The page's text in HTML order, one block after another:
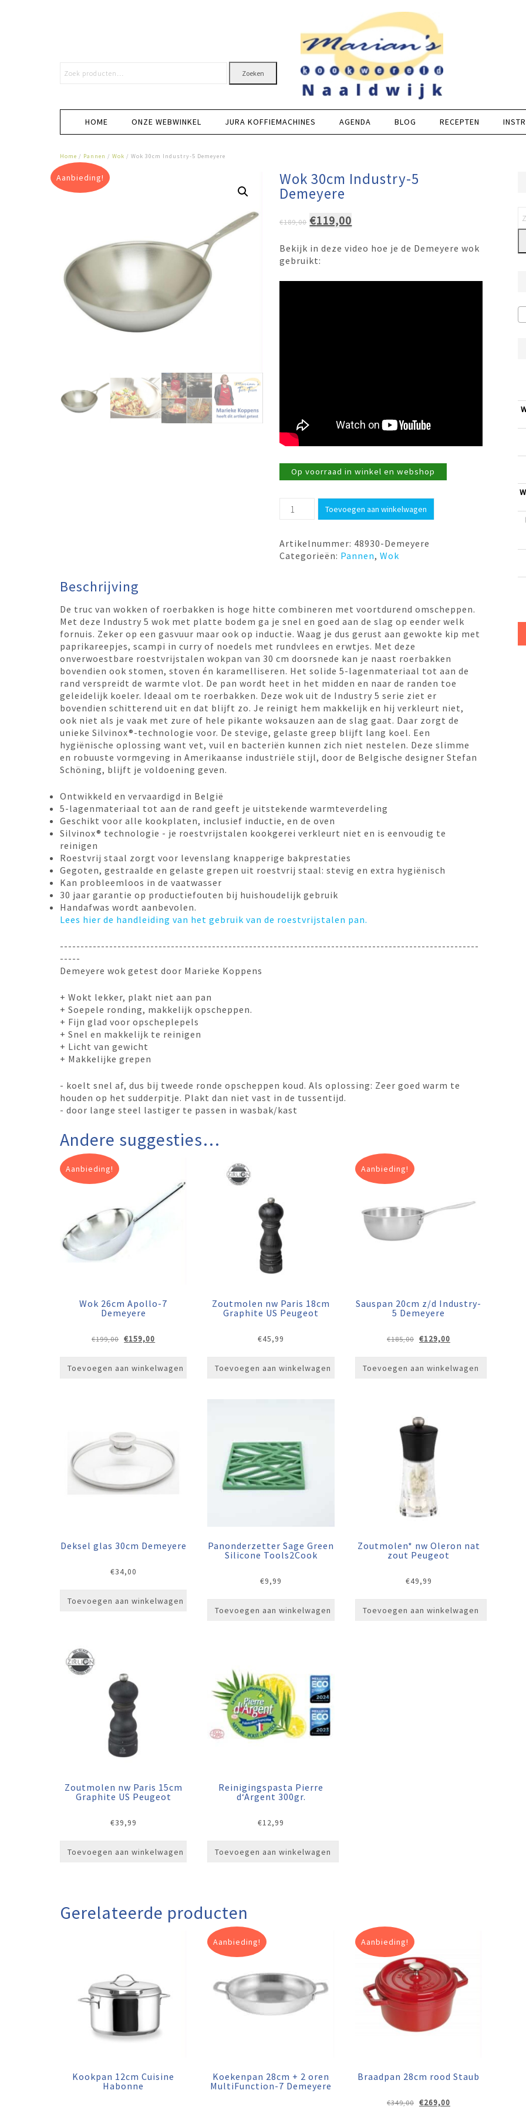
Zoeken
HOME ONZE WEBWINKEL JURA KOFFIEMACHINES AGENDA BLOG RECEPTEN
Home / Pannen / Wok / Wok 30cm Industry-5 Demeyere
Aanbieding! Wok 30cm Industry-5
Demeyere
€189,00 Oorspronkelijke
was:
€189,00.
€119,00
is:
Bekijk in deze video hoe je de Demeyere wok
gebruikt:
Op voorraad in winkel en webshop
Wok
30cm
5
Demeyere
Toevoegen aan winkelwagen
Artikelnummer: 48930-Demeyere
Categorieën: Pannen,Wok
Beschrijving
De truc van wokken of roerbakken is hoge hitte combineren met voortdurend omscheppen.
Met deze Industry 5 wok met platte bodem ga je snel en goed aan de slag op eender welk
fornuis. Zeker op een gasvuur maar ook op inductie. Waag je dus gerust aan gewokte kip met
paprikareepjes, scampi in curry of noedels met rundvlees en erwtjes. Met deze
onverwoestbare roestvrijstalen wokpan van 30 cm doorsnede kan je naast roerbakken
bovendien ook stomen, stoven én karamelliseren. Het solide 5-lagenmateriaal tot aan de
rand verspreidt de warmte vlot. De pan wordt heet in het midden en naar de randen toe
geleidelijk koeler. Ideaal om te roerbakken. Deze wok uit de Industry 5 serie ziet er
bovendien schitterend uit en dat blijft zo. Je reinigt hem makkelijk en hij verkleurt niet,
ook niet als je vaak met zure of hele pikante woksauzen aan de slag gaat. Daar zorgt de
unieke Silvinox®-technologie voor. De stevige, gelaste greep blijft lang koel. Een
hygiënische oplossing want vet, vuil en bacteriën kunnen zich niet nestelen. Deze slimme
en robuuste vormgeving in Amerikaanse industriële stijl, door de Belgische designer Stefan
Schöning, blijft je voldoening geven.
Ontwikkeld en vervaardigd in België
5-lagenmateriaal tot aan de rand geeft je uitstekende warmteverdeling
Geschikt voor alle kookplaten, inclusief inductie, en de oven
Silvinox® technologie - je roestvrijstalen kookgerei verkleurt niet en is eenvoudig te
reinigen
Roestvrij staal zorgt voor levenslang knapperige bakprestaties
Gegoten, gestraalde en gelaste grepen uit roestvrij staal: stevig en extra hygiënisch
Kan probleemloos in de vaatwasser
30 jaar garantie op productiefouten bij huishoudelijk gebruik
Handafwas wordt aanbevolen.
Lees hier de handleiding van het gebruik van de roestvrijstalen pan.
------------------------------------------------------------------------------------------------------
-----
Demeyere wok getest door Marieke Koppens
+ Wokt lekker, plakt niet aan pan
+ Soepele ronding, makkelijk opscheppen.
+ Fijn glad voor opscheplepels
+ Snel en makkelijk te reinigen
+ Licht van gewicht
+ Makkelijke grepen
- koelt snel af, dus bij tweede ronde opscheppen koud. Als oplossing: Zeer goed warm te
houden op het sudderpitje. Plakt dan niet vast in de tussentijd.
- door lange steel lastiger te passen in wasbak/kast
Andere suggesties…
Aanbieding!
Wok 26cm Apollo-7
Demeyere
€199,00 Oorspronkelijke
€199,00.
€159,00
€159,00.
Toevoegen aan winkelwagen
Zoutmolen nw Paris 18cm
Graphite US Peugeot
€45,99
Toevoegen aan winkelwagen
Aanbieding!
Sauspan 20cm z/d Industry-
5 Demeyere
€185,00 Oorspronkelijke
€185,00.
€129,00
€129,00.
Toevoegen aan winkelwagen
Deksel glas 30cm Demeyere
€34,00
Toevoegen aan winkelwagen
Panonderzetter Sage Green
Silicone Tools2Cook
€9,99
Toevoegen aan winkelwagen
Zoutmolen* nw Oleron nat
zout Peugeot
€49,99
Toevoegen aan winkelwagen
Zoutmolen nw Paris 15cm
Graphite US Peugeot
€39,99
Toevoegen aan winkelwagen
Reinigingspasta Pierre
d‘Argent 300gr.
€12,99
Toevoegen aan winkelwagen
Gerelateerde producten
Kookpan 12cm Cuisine
Habonne
Aanbieding!
Koekenpan 28cm + 2 oren
MultiFunction-7 Demeyere
Aanbieding!
Braadpan 28cm rood Staub
€349,00 Oorspronkelijke
€269,00